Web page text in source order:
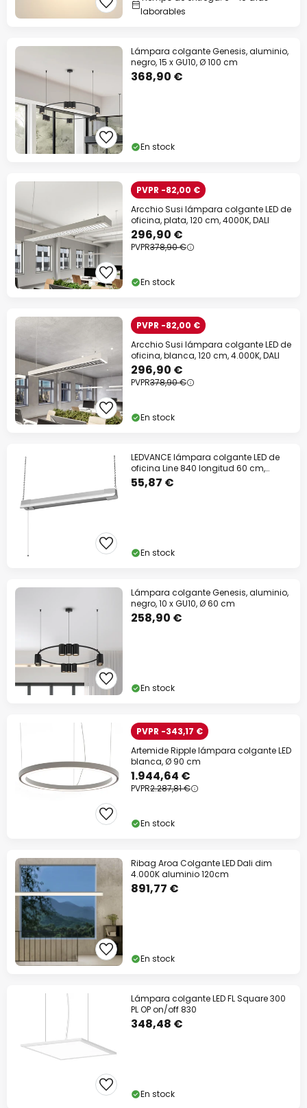
laborables
Lámpara colgante Genesis, aluminio,
negro, 15 x GU10, Ø 100 cm
368,90 €
En stock
PVPR -82,00 €
Arcchio Susi lámpara colgante LED de
oficina, plata, 120 cm, 4000K, DALI
296,90 €
PVPR378,90 €
En stock
PVPR -82,00 €
Arcchio Susi lámpara colgante LED de
oficina, blanca, 120 cm, 4.000K, DALI
296,90 €
PVPR378,90 €
En stock
LEDVANCE lámpara colgante LED de
oficina Line 840 longitud 60 cm,
blanco
55,87 €
En stock
Lámpara colgante Genesis, aluminio,
negro, 10 x GU10, Ø 60 cm
258,90 €
En stock
PVPR -343,17 €
Artemide Ripple lámpara colgante LED
blanca, Ø 90 cm
1.944,64 €
PVPR2.287,81 €
En stock
Ribag Aroa Colgante LED Dali dim
4.000K aluminio 120cm
891,77 €
En stock
Lámpara colgante LED FL Square 300
PL OP on/off 830
348,48 €
En stock